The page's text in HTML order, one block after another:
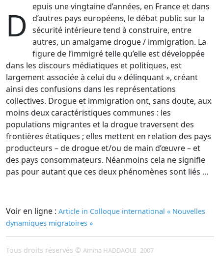
D
epuis une vingtaine d’années, en France et dans
d’autres pays européens, le débat public sur la
sécurité intérieure tend à construire, entre
autres, un amalgame drogue / immigration. La
figure de l’immigré telle qu’elle est développée
dans les discours médiatiques et politiques, est
largement associée à celui du « délinquant », créant
ainsi des confusions dans les représentations
collectives. Drogue et immigration ont, sans doute, aux
moins deux caractéristiques communes : les
populations migrantes et la drogue traversent des
frontières étatiques ; elles mettent en relation des pays
producteurs – de drogue et/ou de main d’œuvre – et
des pays consommateurs. Néanmoins cela ne signifie
pas pour autant que ces deux phénomènes sont liés ...
Voir en ligne : Article in Colloque international « Nouvelles
dynamiques migratoires »
Tous droits réservés © Amina HADDAOUI 2007